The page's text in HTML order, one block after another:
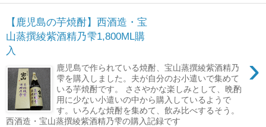
【鹿児島の芋焼酎】西酒造・宝
山蒸撰綾紫酒精乃雫1,800ML購
入
›
鹿児島で作られている焼酎、宝山蒸撰綾紫酒精乃
雫を購入しました。夫が自分のお小遣いで集めて
いる芋焼酎です。 ささやかな楽しみとして、晩酌
用に少ない小遣いの中から購入しているようで
す。いろんな焼酎を集めて、飲み比べするそう。
西酒造・宝山蒸撰綾紫酒精乃雫の購入記録です